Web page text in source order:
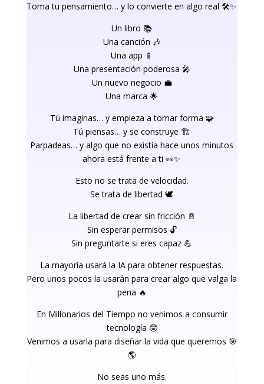
Toma tu pensamiento… y lo convierte en algo real 🛠️✨
Un libro 📚
Una canción 🎶
Una app 📱
Una presentación poderosa 🎤
Un nuevo negocio 💼
Una marca 🌟
Tú imaginas… y empieza a tomar forma 🧩
Tú piensas… y se construye 🏗️
Parpadeas… y algo que no existía hace unos minutos
ahora está frente a ti 👀✨
Esto no se trata de velocidad.
Se trata de libertad 🕊️
La libertad de crear sin fricción 🚪
Sin esperar permisos 🔓
Sin preguntarte si eres capaz 💪
La mayoría usará la IA para obtener respuestas.
Pero unos pocos la usarán para crear algo que valga la
pena 🔥
En Millonarios del Tiempo no venimos a consumir
tecnología 🤓
Venimos a usarla para diseñar la vida que queremos 🎯
🌎
No seas uno más.